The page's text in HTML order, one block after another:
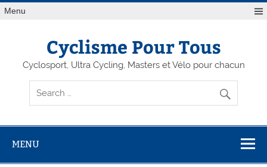
Menu
Cyclisme Pour Tous
Cyclosport, Ultra Cycling, Masters et Vélo pour chacun
MENU